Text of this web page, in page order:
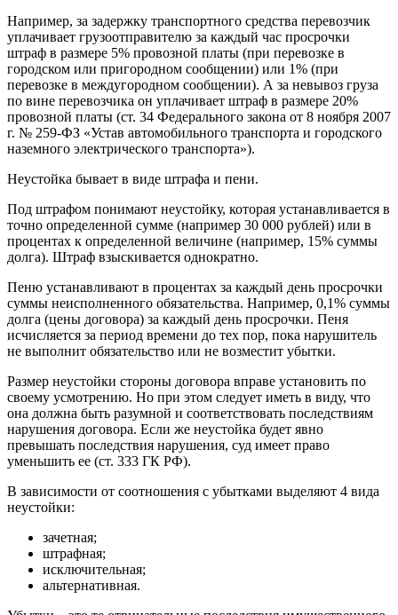
Например, за задержку транспортного средства перевозчик
уплачивает грузоотправителю за каждый час просрочки
штраф в размере 5% провозной платы (при перевозке в
городском или пригородном сообщении) или 1% (при
перевозке в междугородном сообщении). А за невывоз груза
по вине перевозчика он уплачивает штраф в размере 20%
провозной платы (ст. 34 Федерального закона от 8 ноября 2007
г. № 259-ФЗ «Устав автомобильного транспорта и городского
наземного электрического транспорта»).
Неустойка бывает в виде штрафа и пени.
Под штрафом понимают неустойку, которая устанавливается в
точно определенной сумме (например 30 000 рублей) или в
процентах к определенной величине (например, 15% суммы
долга). Штраф взыскивается однократно.
Пеню устанавливают в процентах за каждый день просрочки
суммы неисполненного обязательства. Например, 0,1% суммы
долга (цены договора) за каждый день просрочки. Пеня
исчисляется за период времени до тех пор, пока нарушитель
не выполнит обязательство или не возместит убытки.
Размер неустойки стороны договора вправе установить по
своему усмотрению. Но при этом следует иметь в виду, что
она должна быть разумной и соответствовать последствиям
нарушения договора. Если же неустойка будет явно
превышать последствия нарушения, суд имеет право
уменьшить ее (ст. 333 ГК РФ).
В зависимости от соотношения с убытками выделяют 4 вида
неустойки:
зачетная;
штрафная;
исключительная;
альтернативная.